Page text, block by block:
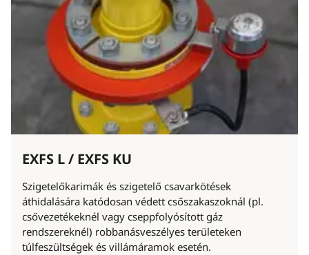
EXFS L / EXFS KU
Szigetelőkarimák és szigetelő csavarkötések
áthidalására katódosan védett csőszakaszoknál (pl.
csővezetékeknél vagy cseppfolyósított gáz
rendszereknél) robbanásveszélyes területeken
túlfeszültségek és villámáramok esetén.